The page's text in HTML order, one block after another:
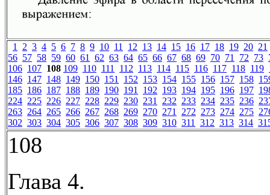
1 2 3 4 5 6 7 8 9 10 11 12 13 14 15 16 17 18 19 20 21
56 57 58 59 60 61 62 63 64 65 66 67 68 69 70 71 72 73
106 107 108 109 110 111 112 113 114 115 116 117 118 119
146 147 148 149 150 151 152 153 154 155 156 157 158
185 186 187 188 189 190 191 192 193 194 195 196 197
224 225 226 227 228 229 230 231 232 233 234 235 236
263 264 265 266 267 268 269 270 271 272 273 274 275
302 303 304 305 306 307 308 309 310 311 312 313 314
108
Глава 4.